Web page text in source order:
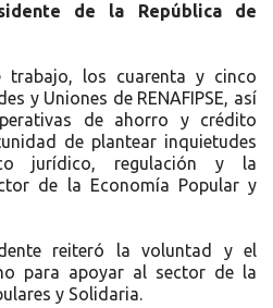
de la República de
trabajo, los cuarenta y cinco
y Uniones de RENAFIPSE, así
de ahorro y crédito
de plantear inquietudes
jurídico, regulación y la
de la Economía Popular y
reiteró la voluntad y el
para apoyar al sector de la
y Solidaria.